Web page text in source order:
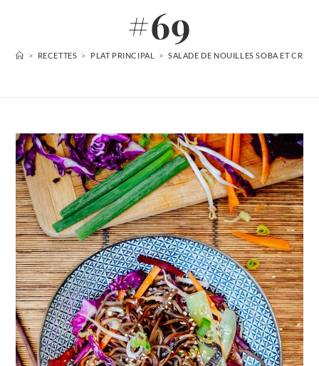
#69
> RECETTES > PLAT PRINCIPAL > SALADE DE NOUILLES SOBA ET